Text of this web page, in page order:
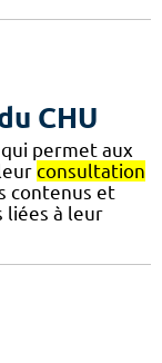
CHU
permet aux
consultation
contenus et
liées à leur